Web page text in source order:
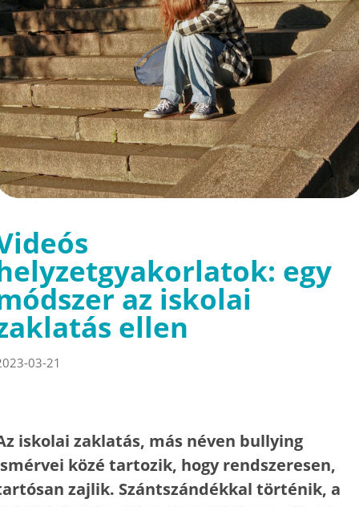
egy
az iskolai
ellen
03-21
iskolai zaklatás, más néven bullying
közé tartozik, hogy rendszeresen,
zajlik. Szántszándékkal történik, a